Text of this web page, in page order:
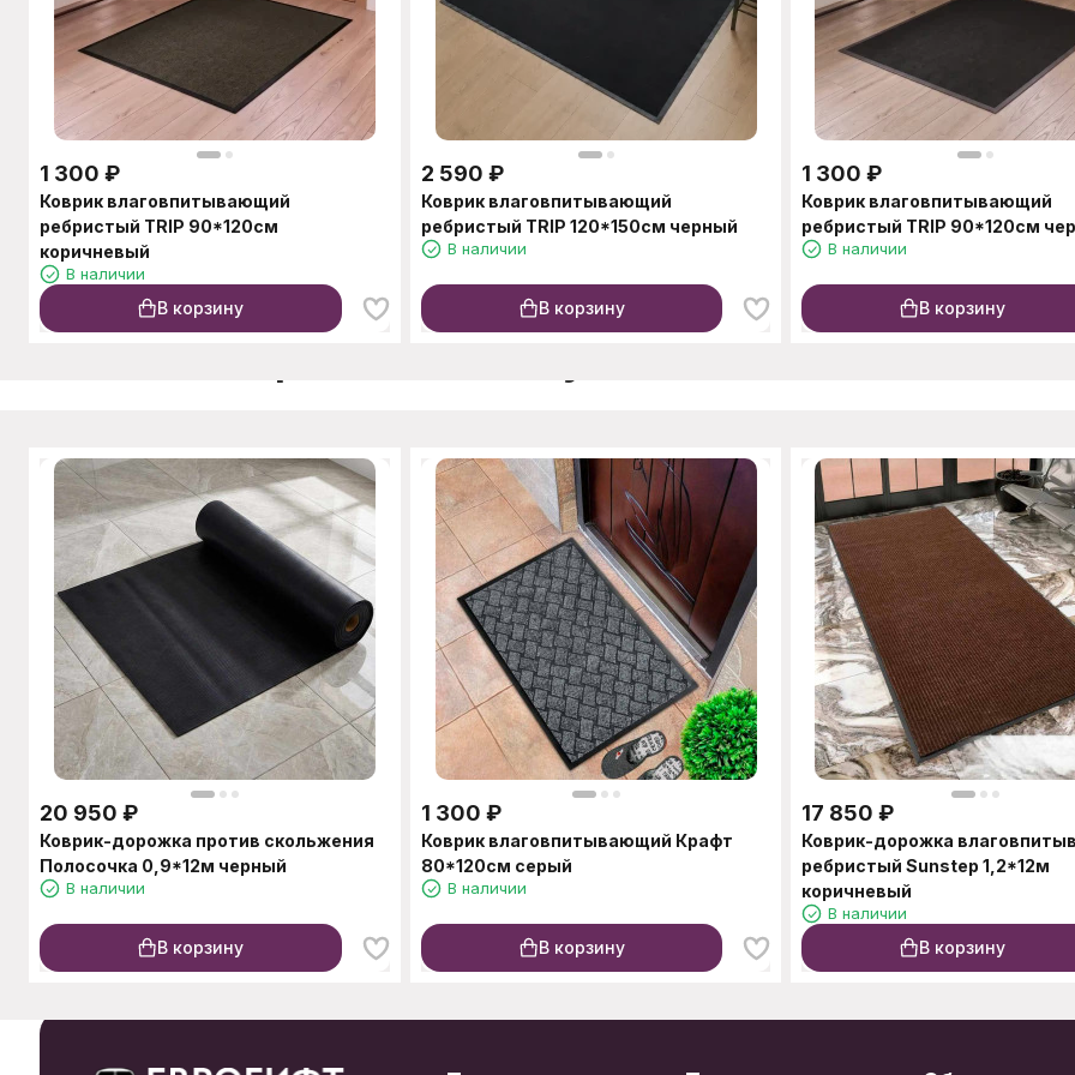
1 300 ₽
Коврик влаговпитывающий
ребристый TRIP 90*120см
коричневый
В наличии
В корзину
2 590 ₽
Коврик влаговпитывающий
ребристый TRIP 120*150см черный
В наличии
В корзину
1 300 ₽
Коврик влаговпитывающий
ребристый TRIP 90*120см
В наличии
В корзину
20 950 ₽
Коврик-дорожка против скольжения
Полосочка 0,9*12м черный
В наличии
В корзину
1 300 ₽
Коврик влаговпитывающий Крафт
80*120см серый
В наличии
В корзину
17 850 ₽
Коврик-дорожка
ребристый Sunstep 1,2*12м
коричневый
В наличии
В корзину